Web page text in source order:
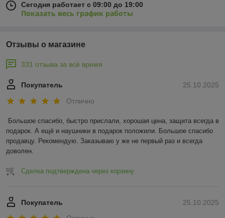
Сегодня работает с 09:00 до 19:00
Показать весь график работы
Отзывы о магазине
331 отзыва за всё время
25.10.2025
Покупатель
Отлично
Большое спасибо, быстро прислали, хорошая цена, защита всегда в
подарок. А ещё и наушники в подарок положили. Большое спасибо
продавцу. Рекомендую. Заказываю у же не первый раз и всегда
доволен.
Сделка подтверждена через корзину
25.10.2025
Покупатель